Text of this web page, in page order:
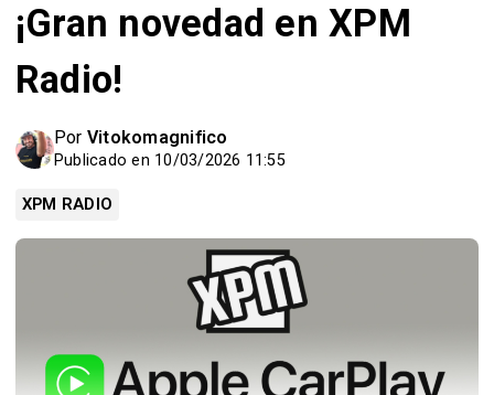
¡Gran novedad en XPM
Radio!
Por Vitokomagnifico
Publicado en 10/03/2026 11:55
XPM RADIO